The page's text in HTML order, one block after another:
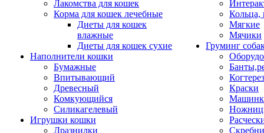
Лакомства для кошек
Корма для кошек лечебные
Диеты для кошек
влажные
Диеты для кошек сухие
Наполнители кошки
Бумажные
Впитывающий
Древесный
Комкующийся
Силикагелевый
Игрушки кошки
Дразнилки
Кольца,
Мягкие
Мячики
Груминг
Краски